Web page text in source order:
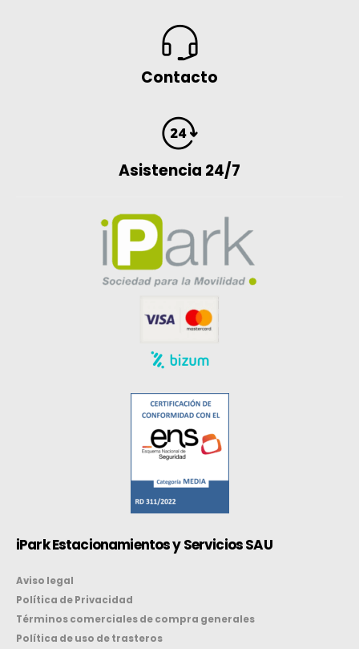
Contacto
Asistencia 24/7
iPark Estacionamientos y Servicios SAU
Aviso legal
Política de Privacidad
Términos comerciales de compra generales
Política de uso de trasteros